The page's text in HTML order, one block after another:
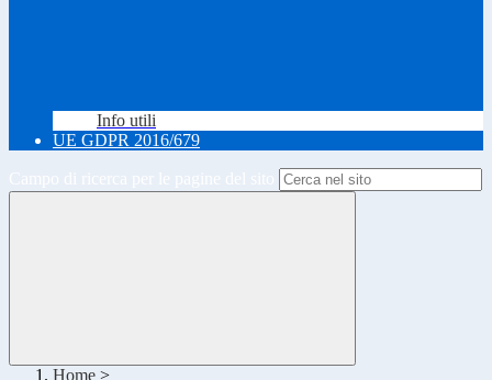
Info utili
UE GDPR 2016/679
Home >